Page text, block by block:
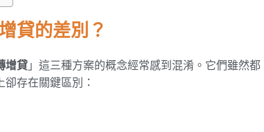
貸的差別？
增貸」這三種方案的概念經常感到混淆。它們雖然都
存在關鍵區別：